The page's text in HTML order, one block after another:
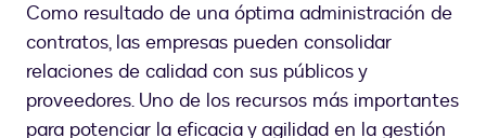
Como resultado de una óptima administración de
contratos, las empresas pueden consolidar
relaciones de calidad con sus públicos y
proveedores. Uno de los recursos más importantes
para potenciar la eficacia y agilidad en la gestión